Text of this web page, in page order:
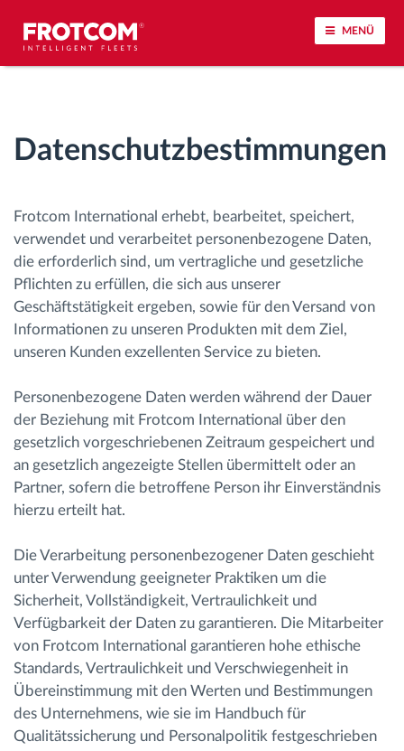
MENÜ
Driving behavior analysis
Workforce management
Remote Tacho Download
Access control
Fuel management
Route planning and monitoring
Automatic driver identification
Entdecken Sie alle Funktionen
How we solve each fleet activity needs
Ersparnis Rechner
Datenschutzbestimmungen
Frotcom International erhebt, bearbeitet, speichert,
verwendet und verarbeitet personenbezogene Daten,
die erforderlich sind, um vertragliche und gesetzliche
Pflichten zu erfüllen, die sich aus unserer
Geschäftstätigkeit ergeben, sowie für den Versand von
Informationen zu unseren Produkten mit dem Ziel,
unseren Kunden exzellenten Service zu bieten.
Personenbezogene Daten werden während der Dauer
der Beziehung mit Frotcom International über den
gesetzlich vorgeschriebenen Zeitraum gespeichert und
an gesetzlich angezeigte Stellen übermittelt oder an
Partner, sofern die betroffene Person ihr Einverständnis
hierzu erteilt hat.
Die Verarbeitung personenbezogener Daten geschieht
unter Verwendung geeigneter Praktiken um die
Sicherheit, Vollständigkeit, Vertraulichkeit und
Verfügbarkeit der Daten zu garantieren. Die Mitarbeiter
von Frotcom International garantieren hohe ethische
Standards, Vertraulichkeit und Verschwiegenheit in
Übereinstimmung mit den Werten und Bestimmungen
des Unternehmens, wie sie im Handbuch für
Qualitätssicherung und Personalpolitik festgeschrieben